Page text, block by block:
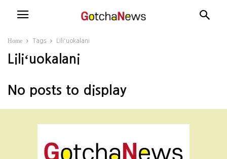
Home Tags Liliʻuokalani
Liliʻuokalani
No posts to display